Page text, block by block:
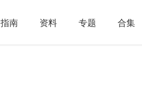
指南 资料 专题 合集